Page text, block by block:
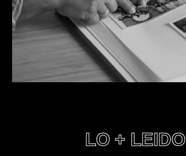
LO + LEIDO